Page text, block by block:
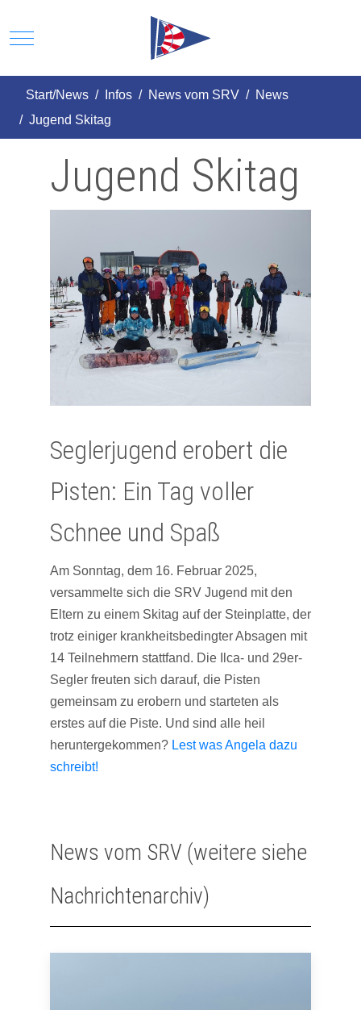
Mobile Menu Toggle
Start/News Infos News vom SRV
News
Jugend Skitag
Jugend Skitag
Seglerjugend erobert die
Pisten: Ein Tag voller
Schnee und Spaß
Am Sonntag, dem 16. Februar 2025,
versammelte sich die SRV Jugend mit den
Eltern zu einem Skitag auf der Steinplatte, der
trotz einiger krankheitsbedingter Absagen mit
14 Teilnehmern stattfand. Die Ilca- und 29er-
Segler freuten sich darauf, die Pisten
gemeinsam zu erobern und starteten als
erstes auf die Piste. Und sind alle heil
heruntergekommen? Lest was Angela dazu
schreibt!
News vom SRV (weitere siehe
Nachrichtenarchiv)